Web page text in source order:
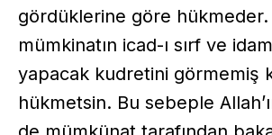
gördüklerine göre hükmeder.
mümkinatın icad-ı sırf ve
yapacak kudretini görmemiş
hükmetsin. Bu sebeple